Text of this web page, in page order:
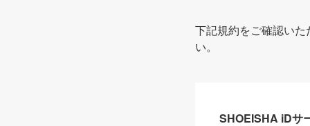
下記規約をご確認い
い。
SHOEISHA iDサ